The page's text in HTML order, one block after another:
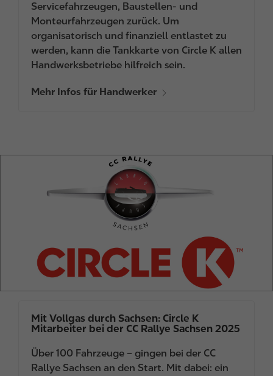
Servicefahrzeugen, Baustellen- und
Monteurfahrzeugen zurück. Um
organisatorisch und finanziell entlastet zu
werden, kann die Tankkarte von Circle K allen
Handwerksbetriebe hilfreich sein.
Mehr Infos für Handwerker
Mit Vollgas durch Sachsen: Circle K
Mitarbeiter bei der CC Rallye Sachsen 2025
Über 100 Fahrzeuge – gingen bei der CC
Rallye Sachsen an den Start. Mit dabei: ein